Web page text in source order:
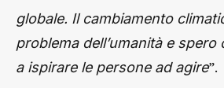
globale. Il cambiamento
problema dell’umanità e
a ispirare le persone ad agire”.